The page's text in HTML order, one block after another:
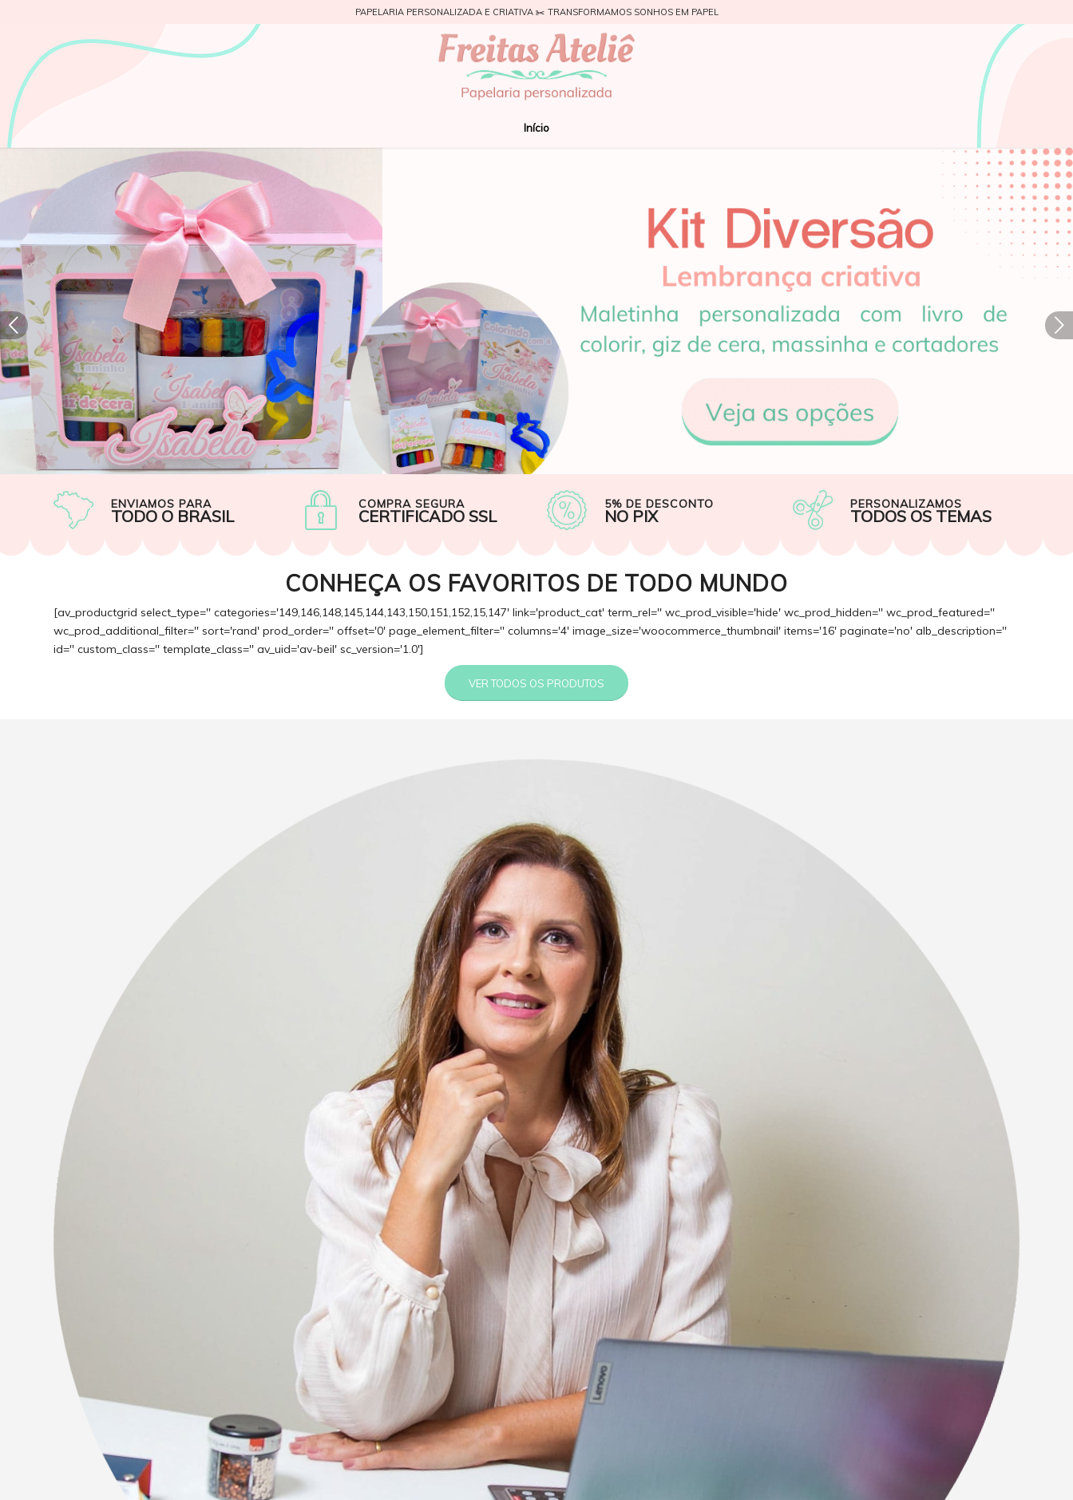
PAPELARIA PERSONALIZADA E CRIATIVA ✂️ TRANSFORMAMOS SONHOS EM PAPEL
Início
Próximo
ENVIAMOS PARA
TODO O BRASIL
COMPRA SEGURA
CERTIFICADO SSL
5% DE DESCONTO
NO PIX
PERSONALIZAMOS
TODOS OS TEMAS
CONHEÇA OS FAVORITOS DE TODO MUNDO
[av_productgrid select_type='' categories='149,146,148,145,144,143,150,151,152,15,147' link='product_cat' term_rel='' wc_prod_visible='hide' wc_prod_hidden='' wc_prod_featured=''
wc_prod_additional_filter='' sort='rand' prod_order='' offset='0' page_element_filter='' columns='4' image_size='woocommerce_thumbnail' items='16' paginate='no' alb_description=''
id='' custom_class='' template_class='' av_uid='av-beil' sc_version='1.0']
VER TODOS OS PRODUTOS